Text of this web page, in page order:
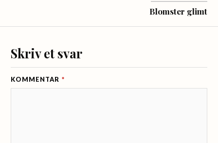
Blomster glimt
Skriv et svar
KOMMENTAR *